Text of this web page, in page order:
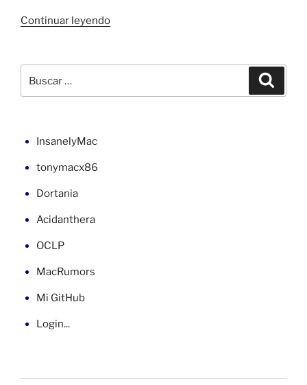
Continuar leyendo«AMD
macOS
por:
InsanelyMac
tonymacx86
Dortania
Acidanthera
OCLP
MacRumors
Mi GitHub
Login...